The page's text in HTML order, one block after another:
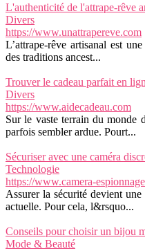
L'authenticité de l'attrape-rêve
Divers
https://www.unattrapereve.com
L’attrape-rêve artisanal est
des traditions ancest...
Trouver le cadeau parfait en
Divers
https://www.aidecadeau.com
Sur le vaste terrain du monde
parfois sembler ardue. Pourt...
Sécuriser avec une caméra
Technologie
https://www.camera-
Assurer la sécurité devient
actuelle. Pour cela, l&rsquo...
Conseils pour choisir un bijou
Mode & Beauté